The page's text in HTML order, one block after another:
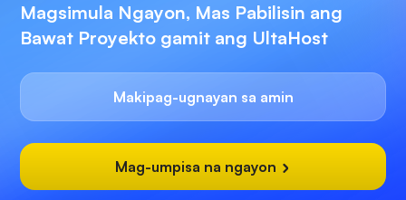
Magsimula Ngayon, Mas Pabilisin ang
Bawat Proyekto gamit ang UltaHost
Makipag-ugnayan sa amin
Mag-umpisa na ngayon